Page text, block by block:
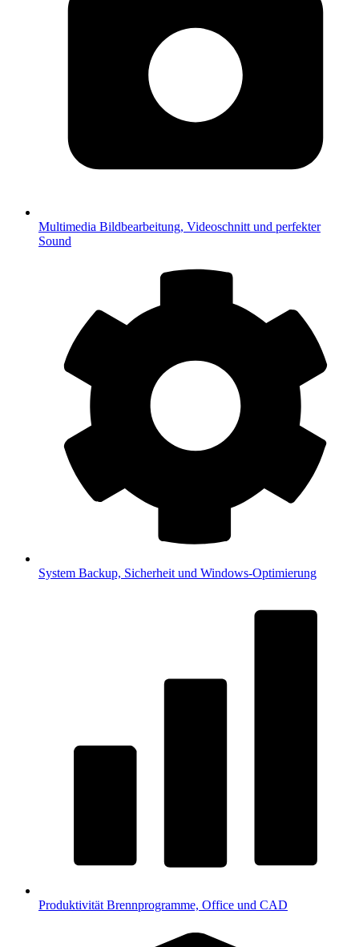
Multimedia Bildbearbeitung, Videoschnitt und perfekter
Sound
System Backup, Sicherheit und Windows-Optimierung
Produktivität Brennprogramme, Office und CAD